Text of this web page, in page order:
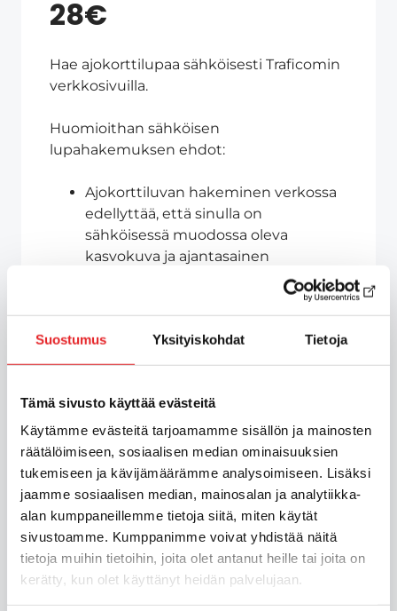
Suostumus Yksityiskohdat Tietoja
Tämä sivusto käyttää evästeitä
Käytämme evästeitä tarjoamamme sisällön ja mainosten
räätälöimiseen, sosiaalisen median ominaisuuksien
tukemiseen ja kävijämäärämme analysoimiseen. Lisäksi
jaamme sosiaalisen median, mainosalan ja analytiikka-
alan kumppaneillemme tietoja siitä, miten käytät
sivustoamme. Kumppanimme voivat yhdistää näitä
tietoja muihin tietoihin, joita olet antanut heille tai joita on
kerätty, kun olet käyttänyt heidän palvelujaan.
28€
Hae ajokorttilupaa sähköisesti Traficomin
verkkosivuilla.
Huomioithan sähköisen
lupahakemuksen ehdot:
Ajokorttiluvan hakeminen verkossa
edellyttää, että sinulla on
sähköisessä muodossa oleva
kasvokuva ja ajantasainen
nimikirjoitus viranomaisrekisterissä,
sekä pystyt tunnistautumaan
palveluun verkkopankkitunnuksilla
tai mobiilivarmenteella.
Näet käytettevissä olevan kuvan ja
palveluun.
Kasvokuva ja nimikirjoitus ovat
käytettävissä palvelussa, jos sinulla
on voimassa oleva passi tai
henkilökortti.
Sähköinen hakemus